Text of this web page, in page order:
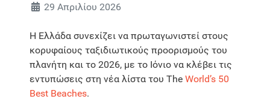
29 Απριλίου 2026
Η Ελλάδα συνεχίζει να πρωταγωνιστεί στους
κορυφαίους ταξιδιωτικούς προορισμούς του
πλανήτη και το 2026, με το Ιόνιο να κλέβει τις
εντυπώσεις στη νέα λίστα του The World’s 50
Best Beaches.